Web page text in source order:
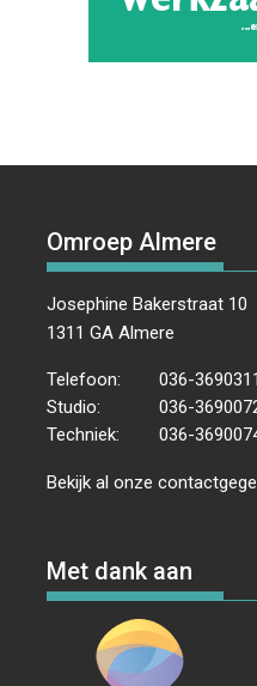
Omroep Almere
Josephine Bakerstraat 10
1311 GA Almere
Telefoon:
036-3690311
Studio:
036-
Techniek:
036-
Bekijk al onze
Met dank aan